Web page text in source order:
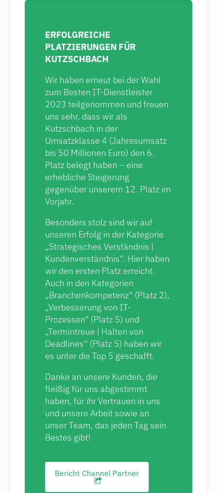
ERFOLGREICHE
PLATZIERUNGEN FÜR
KUTZSCHBACH
Wir haben erneut bei der Wahl
zum Besten IT-Dienstleister
2023 teilgenommen und freuen
uns sehr, dass wir als
Kutzschbach in der
Umsatzklasse 4 (Jahresumsatz
bis 50 Millionen Euro) den 6.
Platz belegt haben – eine
erhebliche Steigerung
gegenüber unserem 12. Platz im
Vorjahr.
Besonders stolz sind wir auf
unseren Erfolg in der Kategorie
„Strategisches Verständnis |
Kundenverständnis“. Hier haben
wir den ersten Platz erreicht.
Auch in den Kategorien
„Branchenkompetenz“ (Platz 2),
„Verbesserung von IT-
Prozessen“ (Platz 5) und
„Termintreue | Halten von
Deadlines“ (Platz 5) haben wir
es unter die Top 5 geschafft.
Danke an unsere Kunden, die
fleißig für uns abgestimmt
haben, für ihr Vertrauen in uns
und unsere Arbeit sowie an
unser Team, das jeden Tag sein
Bestes gibt!
Bericht Channel Partner